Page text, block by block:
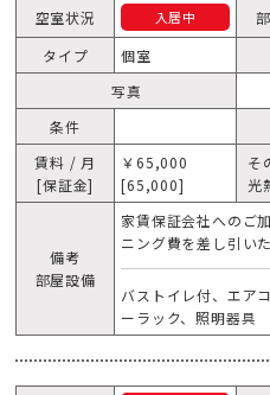
空室状況 入居中
タイプ
個室
写真
条件
賃料 / 月
[保証金]
￥65,000
[65,000]
そ
光
備考
部屋設備
家賃保証会社へのご
ニング費を差し引い
バストイレ付、エア
ーラック、照明器具